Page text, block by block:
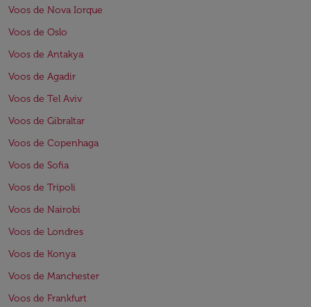
Voos de Nova Iorque
Voos de Oslo
Voos de Antakya
Voos de Agadir
Voos de Tel Aviv
Voos de Gibraltar
Voos de Copenhaga
Voos de Sofia
Voos de Trípoli
Voos de Nairobi
Voos de Londres
Voos de Konya
Voos de Manchester
Voos de Frankfurt